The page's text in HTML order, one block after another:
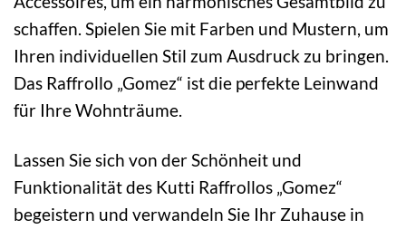
schaffen. Spielen Sie mit Farben und Mustern, um
Ihren individuellen Stil zum Ausdruck zu bringen.
Das Raffrollo „Gomez“ ist die perfekte Leinwand
für Ihre Wohnträume.
Lassen Sie sich von der Schönheit und
Funktionalität des Kutti Raffrollos „Gomez“
begeistern und verwandeln Sie Ihr Zuhause in